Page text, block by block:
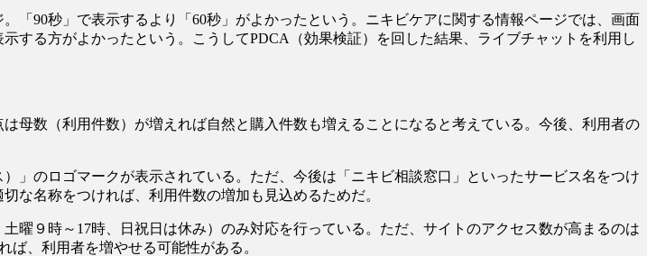
「90秒」で表示するより「60秒」がよかったという。ニキビケアに関する情報ページでは、画面
する方がよかったという。こうしてPDCA（効果検証）を回した結果、ライブチャットを利用し
母数（利用件数）が増えれば自然と購入件数も増えることになると考えている。今後、利用者の
」のロゴマークが表示されている。ただ、今後は「ニキビ相談窓口」といったサービス名をつけ
な名称をつければ、利用件数の増加も見込めるためだ。
曜９時～17時、日祝日は休み）のみ対応を行っている。ただ、サイトのアクセス数が高まるのは
、利用者を増やせる可能性がある。